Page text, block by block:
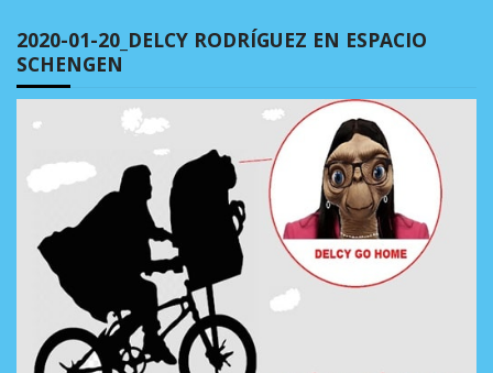
2020-01-20_DELCY RODRÍGUEZ EN ESPACIO
SCHENGEN